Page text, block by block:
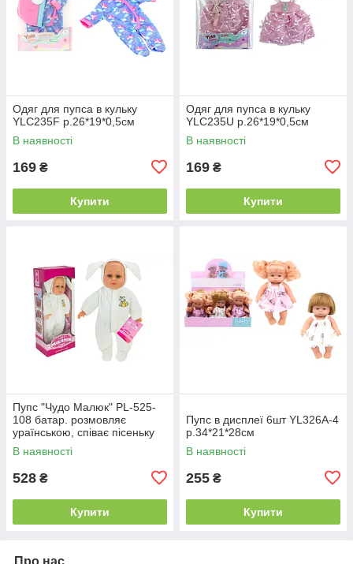
Одяг для пупса в кульку
YLC235F р.26*19*0,5см
В наявності
169 ₴
Купити
Одяг для пупса в кульку
YLC235U р.26*19*0,5см
В наявності
169 ₴
Купити
Пупс "Чудо Малюк" PL-525-
108 батар. розмовляє
ураїнською, співає пісеньку
короб.15x10x38см
В наявності
528 ₴
Купити
Пупс в дисплеї 6шт YL326A-4
р.34*21*28см
В наявності
255 ₴
Купити
Про нас